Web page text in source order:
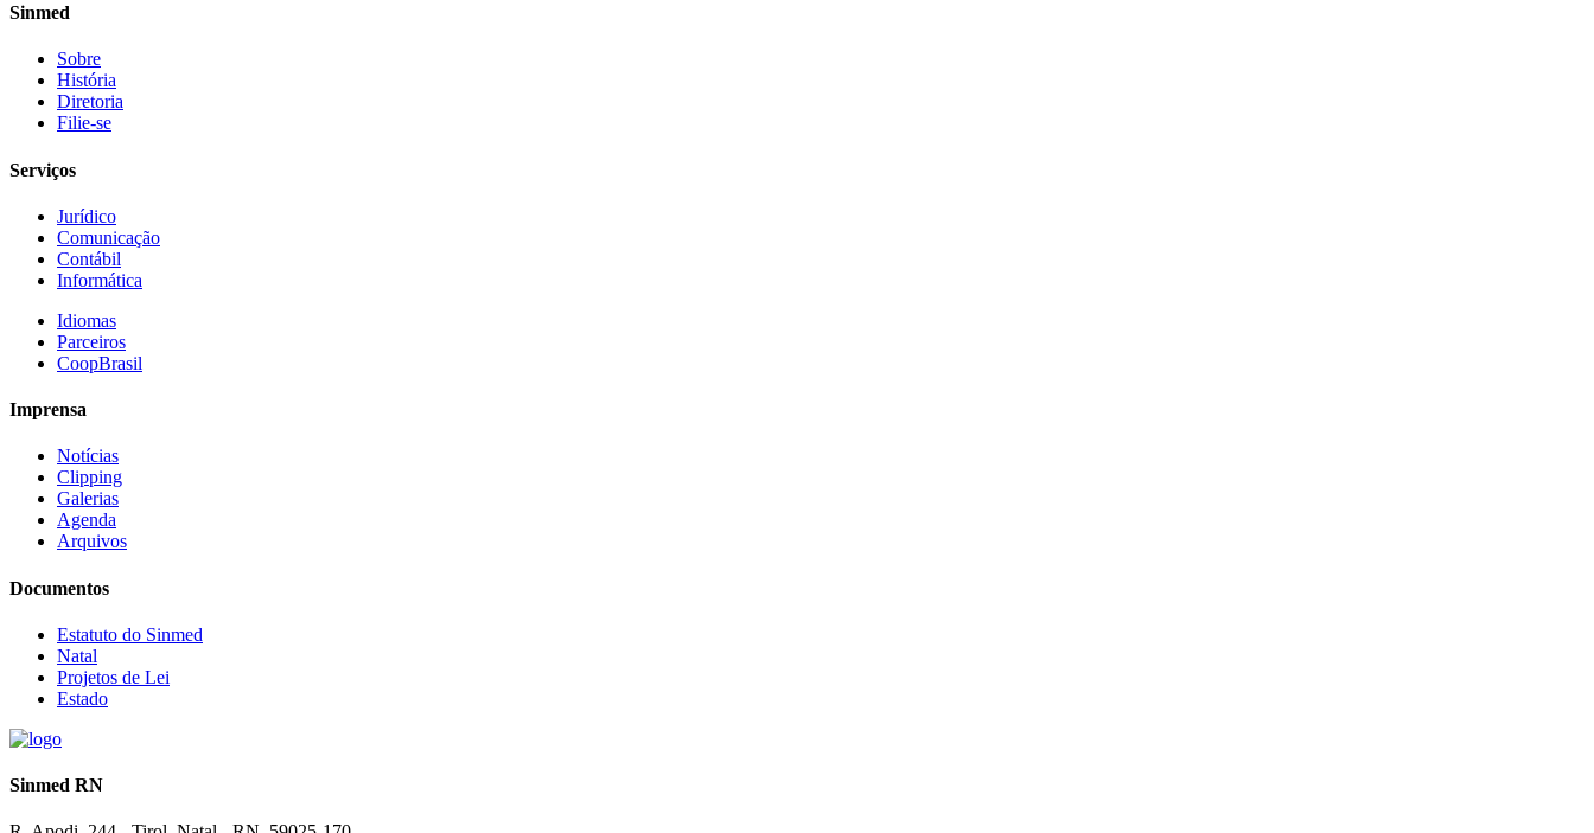
Sinmed
Sobre
História
Diretoria
Filie-se
Serviços
Jurídico
Comunicação
Contábil
Informática
Idiomas
Parceiros
CoopBrasil
Imprensa
Notícias
Clipping
Galerias
Agenda
Arquivos
Documentos
Estatuto do Sinmed
Natal
Projetos de Lei
Estado
Sinmed RN